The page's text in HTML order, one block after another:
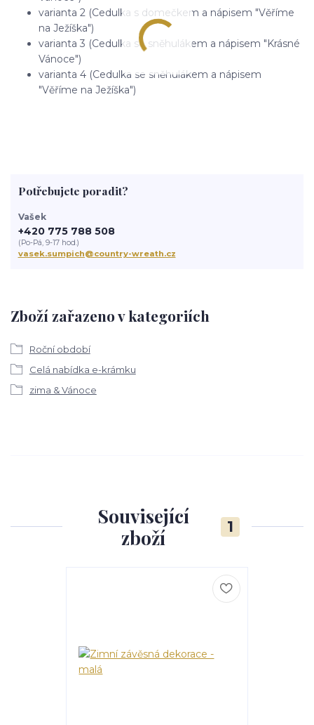
varianta 2 (Cedulka s domečkem a nápisem "Věříme
na Ježíška")
varianta 3 (Cedulka se sněhulákem a nápisem "Krásné
Vánoce")
varianta 4 (Cedulka se sněhulákem a nápisem
"Věříme na Ježíška")
Zboží zařazeno v kategoriích
Roční období
Celá nabídka e-krámku
zima & Vánoce
Potřebujete poradit?
Vašek
+420 775 788 508
(Po-Pá, 9-17 hod.)
vasek.sumpich@country-wreath.cz
Související
zboží
1